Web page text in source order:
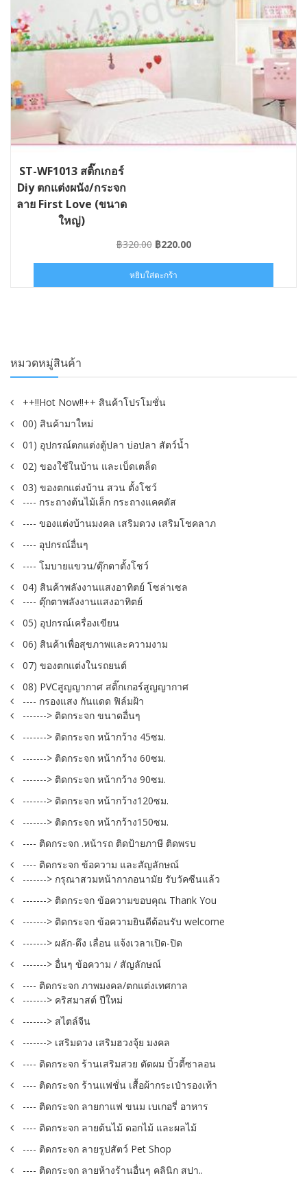
ST-WF1013 สติ๊กเกอร์
Diy ตกแต่งผนัง/กระจก
ลาย First Love (ขนาด
ใหญ่)
฿320.00 Original
was:
฿320.00.
฿220.00Current
฿220.00.
หยิบใส่ตะกร้า
หมวดหมู่สินค้า
++!!Hot Now!!++ สินค้าโปรโมชั่น
00) สินค้ามาใหม่
01) อุปกรณ์ตกแต่งตู้ปลา บ่อปลา สัตว์น้ำ
02) ของใช้ในบ้าน และเบ็ดเตล็ด
03) ของตกแต่งบ้าน สวน ตั้งโชว์
---- กระถางต้นไม้เล็ก กระถางแคคตัส
---- ของแต่งบ้านมงคล เสริมดวง เสริมโชคลาภ
---- อุปกรณ์อื่นๆ
---- โมบายแขวน/ตุ๊กตาตั้งโชว์
04) สินค้าพลังงานแสงอาทิตย์ โซล่าเซล
---- ตุ๊กตาพลังงานแสงอาทิตย์
05) อุปกรณ์เครื่องเขียน
06) สินค้าเพื่อสุขภาพและความงาม
07) ของตกแต่งในรถยนต์
08) PVCสูญญากาศ สติ๊กเกอร์สูญญากาศ
---- กรองแสง กันแดด ฟิล์มฝ้า
-------> ติดกระจก ขนาดอื่นๆ
-------> ติดกระจก หน้ากว้าง 45ซม.
-------> ติดกระจก หน้ากว้าง 60ซม.
-------> ติดกระจก หน้ากว้าง 90ซม.
-------> ติดกระจก หน้ากว้าง120ซม.
-------> ติดกระจก หน้ากว้าง150ซม.
---- ติดกระจก .หน้ารถ ติดป้ายภาษี ติดพรบ
---- ติดกระจก ข้อความ และสัญลักษณ์
-------> กรุณาสวมหน้ากากอนามัย รับวัคซีนแล้ว
-------> ติดกระจก ข้อความขอบคุณ Thank You
-------> ติดกระจก ข้อความยินดีต้อนรับ welcome
-------> ผลัก-ดึง เลื่อน แจ้งเวลาเปิด-ปิด
-------> อื่นๆ ข้อความ / สัญลักษณ์
---- ติดกระจก ภาพมงคล/ตกแต่งเทศกาล
-------> คริสมาสต์ ปีใหม่
-------> สไตล์จีน
-------> เสริมดวง เสริมฮวงจุ้ย มงคล
---- ติดกระจก ร้านเสริมสวย ตัดผม บิ้วตี้ซาลอน
---- ติดกระจก ร้านแฟชั่น เสื้อผ้ากระเป๋ารองเท้า
---- ติดกระจก ลายกาแฟ ขนม เบเกอรี่ อาหาร
---- ติดกระจก ลายต้นไม้ ดอกไม้ และผลไม้
---- ติดกระจก ลายรูปสัตว์ Pet Shop
---- ติดกระจก ลายห้างร้านอื่นๆ คลินิก สปา..